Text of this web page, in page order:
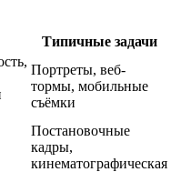
Типичные задачи
Портреты, веб-
тормы, мобильные
съёмки
Постановочные
кадры,
кинематографическая